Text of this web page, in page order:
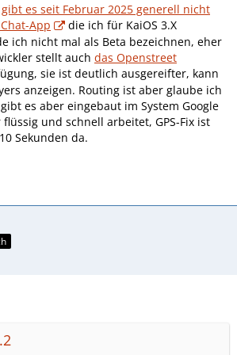
gibt es seit Februar 2025 generell nicht
App
die ich für KaiOS 3.X
ich nicht mal als Beta bezeichnen, eher
stellt auch das Openstreet
sie ist deutlich ausgereifter, kann
anzeigen. Routing ist aber glaube ich
es aber eingebaut im System Google
und schnell arbeitet, GPS-Fix ist
Sekunden da.